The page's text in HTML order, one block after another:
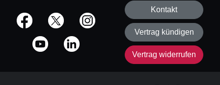
offizielle Social Media-Accounts
Kontakt
Vertrag kündigen
Vertrag widerrufen